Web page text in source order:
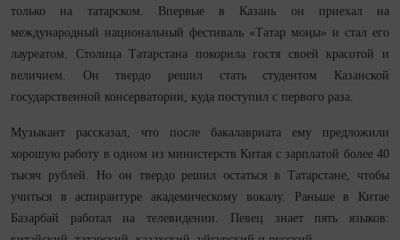
только на татарском. Впервые в Казань он приехал на
международный национальный фестиваль «Татар моңы» и стал его
лауреатом. Столица Татарстана покорила гостя своей красотой и
величием. Он твердо решил стать студентом Казанской
государственной консерватории, куда поступил с первого раза.
Музыкант рассказал, что после бакалавриата ему предложили
хорошую работу в одном из министерств Китая с зарплатой более 40
тысяч рублей. Но он твердо решил остаться в Татарстане, чтобы
учиться в аспирантуре академическому вокалу. Раньше в Китае
Базарбай работал на телевидении. Певец знает пять языков: